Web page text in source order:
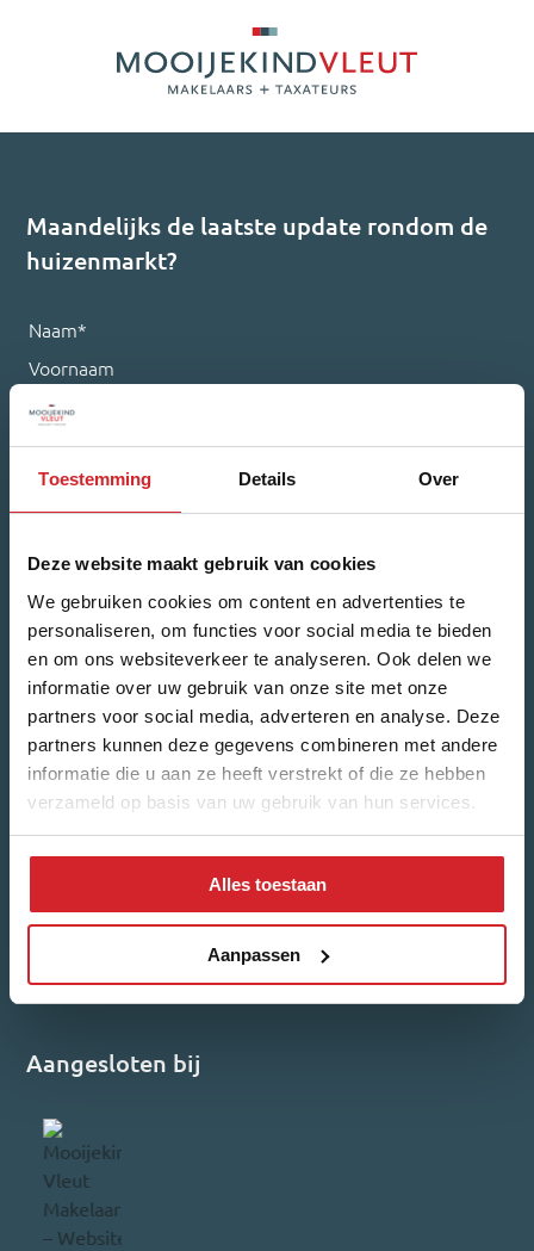
Toestemming Details Over
Deze website maakt gebruik van cookies
We gebruiken cookies om content en advertenties te
personaliseren, om functies voor social media te bieden
en om ons websiteverkeer te analyseren. Ook delen we
informatie over uw gebruik van onze site met onze
partners voor social media, adverteren en analyse. Deze
partners kunnen deze gegevens combineren met andere
informatie die u aan ze heeft verstrekt of die ze hebben
verzameld op basis van uw gebruik van hun services.
Alles toestaan
Aanpassen
Maandelijks de laatste update rondom de
huizenmarkt?
Naam*
Voornaam
Achternaam
E-mailadres*
Welk nieuws ontvang je graag?
Woonnieuws
Nieuwbouw-updates
Ik ga akkoord met het privacybeleid
Reviews
4,7/5540 reviews
Aangesloten bij